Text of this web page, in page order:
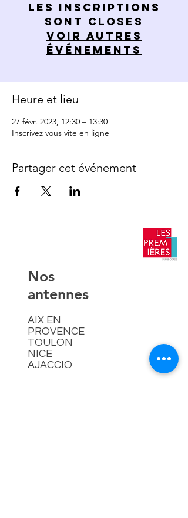
Les inscriptions
sont closes
Voir autres
événements
Heure et lieu
27 févr. 2023, 12:30 – 13:30
Inscrivez vous vite en ligne
Partager cet événement
​Nos
antennes
AIX EN
PROVENCE
TOULON
NICE
AJACCIO​